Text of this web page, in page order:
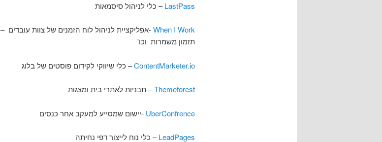
LastPass– כלי לניהול סיסמאות
When I Work-אפליקציית לניהול לוח הזמנים של צוות עובדים –
תזמון משמרות וכו'
ContentMarketer.io– כלי שיווקי לקידום פוסטים של בלוג
Themeforest– תבניות לאתרי בית ומצגות
UberConfrence -יישום שמסייע למעקב אחר כנסים
LeadPages– כלי נוח לייצור דפי נחיתה